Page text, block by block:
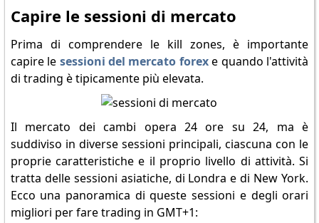
Capire le sessioni di mercato
Prima di comprendere le kill zones, è importante
capire le sessioni del mercato forexe quando l'attività
di trading è tipicamente più elevata.
Il mercato dei cambi opera 24 ore su 24, ma è
suddiviso in diverse sessioni principali, ciascuna con le
proprie caratteristiche e il proprio livello di attività. Si
tratta delle sessioni asiatiche, di Londra e di New York.
Ecco una panoramica di queste sessioni e degli orari
migliori per fare trading in GMT+1: